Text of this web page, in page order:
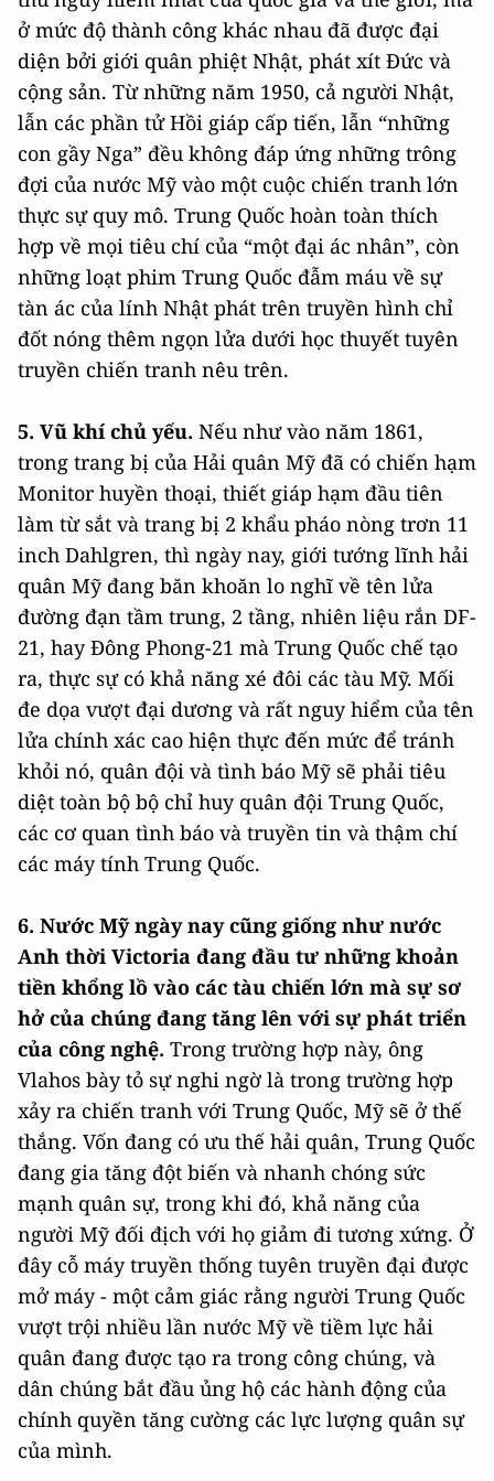
ở mức độ thành công khác nhau đã được đại
diện bởi giới quân phiệt Nhật, phát xít Đức và
cộng sản. Từ những năm 1950, cả người Nhật,
lẫn các phần tử Hồi giáp cấp tiến, lẫn “những
con gầy Nga” đều không đáp ứng những trông
đợi của nước Mỹ vào một cuộc chiến tranh lớn
thực sự quy mô. Trung Quốc hoàn toàn thích
hợp về mọi tiêu chí của “một đại ác nhân”, còn
những loạt phim Trung Quốc đẫm máu về sự
tàn ác của lính Nhật phát trên truyền hình chỉ
đốt nóng thêm ngọn lửa dưới học thuyết tuyên
truyền chiến tranh nêu trên.
5. Vũ khí chủ yếu. Nếu như vào năm 1861,
trong trang bị của Hải quân Mỹ đã có chiến hạm
Monitor huyền thoại, thiết giáp hạm đầu tiên
làm từ sắt và trang bị 2 khẩu pháo nòng trơn 11
inch Dahlgren, thì ngày nay, giới tướng lĩnh hải
quân Mỹ đang băn khoăn lo nghĩ về tên lửa
đường đạn tầm trung, 2 tầng, nhiên liệu rắn DF-
21, hay Đông Phong-21 mà Trung Quốc chế tạo
ra, thực sự có khả năng xé đôi các tàu Mỹ. Mối
đe dọa vượt đại dương và rất nguy hiểm của tên
lửa chính xác cao hiện thực đến mức để tránh
khỏi nó, quân đội và tình báo Mỹ sẽ phải tiêu
diệt toàn bộ bộ chỉ huy quân đội Trung Quốc,
các cơ quan tình báo và truyền tin và thậm chí
các máy tính Trung Quốc.
6. Nước Mỹ ngày nay cũng giống như nước
Anh thời Victoria đang đầu tư những khoản
tiền khổng lồ vào các tàu chiến lớn mà sự sơ
hở của chúng đang tăng lên với sự phát triển
của công nghệ. Trong trường hợp này, ông
Vlahos bày tỏ sự nghi ngờ là trong trường hợp
xảy ra chiến tranh với Trung Quốc, Mỹ sẽ ở thế
thắng. Vốn đang có ưu thế hải quân, Trung Quốc
đang gia tăng đột biến và nhanh chóng sức
mạnh quân sự, trong khi đó, khả năng của
người Mỹ đối địch với họ giảm đi tương xứng. Ở
đây cỗ máy truyền thống tuyên truyền đại được
mở máy - một cảm giác rằng người Trung Quốc
vượt trội nhiều lần nước Mỹ về tiềm lực hải
quân đang được tạo ra trong công chúng, và
dân chúng bắt đầu ủng hộ các hành động của
chính quyền tăng cường các lực lượng quân sự
của mình.